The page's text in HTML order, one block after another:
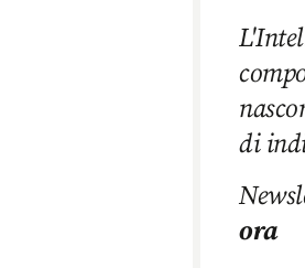
di
ora